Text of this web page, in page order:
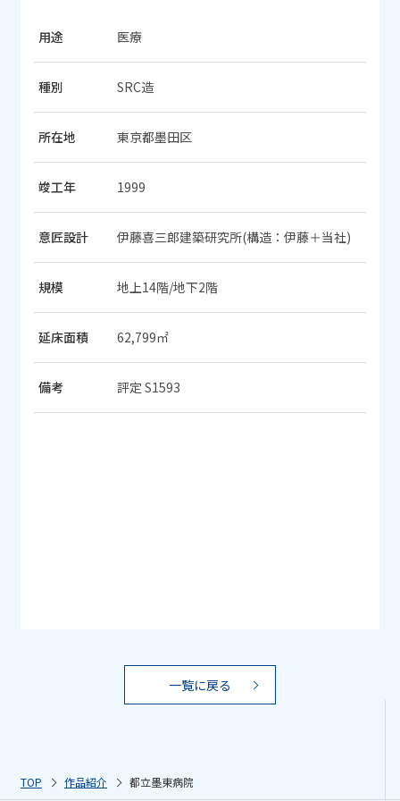
用途 医療
種別 SRC造
所在地 東京都墨田区
竣工年 1999
意匠設計 伊藤喜三郎建築研究所(構造：伊藤＋当社)
規模 地上14階/地下2階
延床面積 62,799㎡
備考 評定 S1593
一覧に戻る
TOP 作品紹介 都立墨東病院